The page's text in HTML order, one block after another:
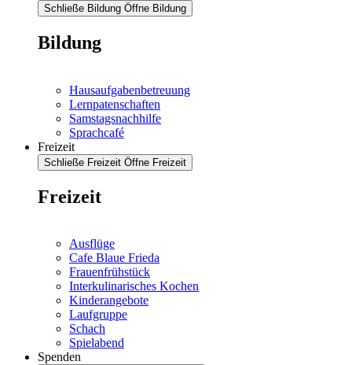
Schließe Bildung Öffne Bildung
Bildung
Hausaufgabenbetreuung
Lernpatenschaften
Samstagsnachhilfe
Sprachcafé
Freizeit
Schließe Freizeit Öffne Freizeit
Freizeit
Ausflüge
Cafe Blaue Frieda
Frauenfrühstück
Interkulinarisches Kochen
Kinderangebote
Laufgruppe
Schach
Spielabend
Spenden